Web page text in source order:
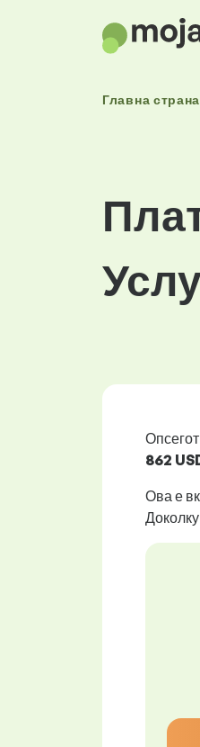
Главна страна
862
Ова е